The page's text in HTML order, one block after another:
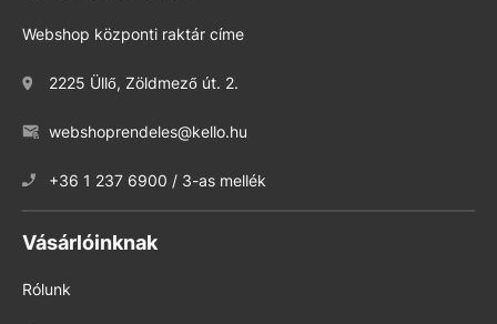
Webshop központi raktár címe
2225 Üllő, Zöldmező út. 2.
webshoprendeles@kello.hu
+36 1 237 6900 / 3-as mellék
Vásárlóinknak
Rólunk